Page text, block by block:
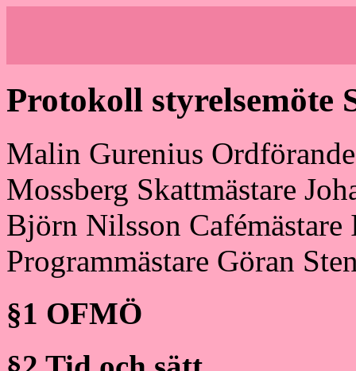
Protokoll styrelsemöte
Malin Gurenius
Mossberg Skattmästare
Björn Nilsson
Programmästare Göran
§1 OFMÖ